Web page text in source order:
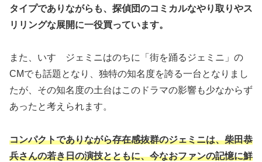
タイプでありながらも、探偵団のコミカルなやり取りやス
リリングな展開に一役買っています。
また、いすゞジェミニはのちに「街を踊るジェミニ」の
CMでも話題となり、独特の知名度を誇る一台となりまし
たが、その知名度の土台はこのドラマの影響も少なからず
あったと考えられます。
コンパクトでありながら存在感抜群のジェミニは、柴田恭
兵さんの若き日の演技とともに、今なおファンの記憶に鮮